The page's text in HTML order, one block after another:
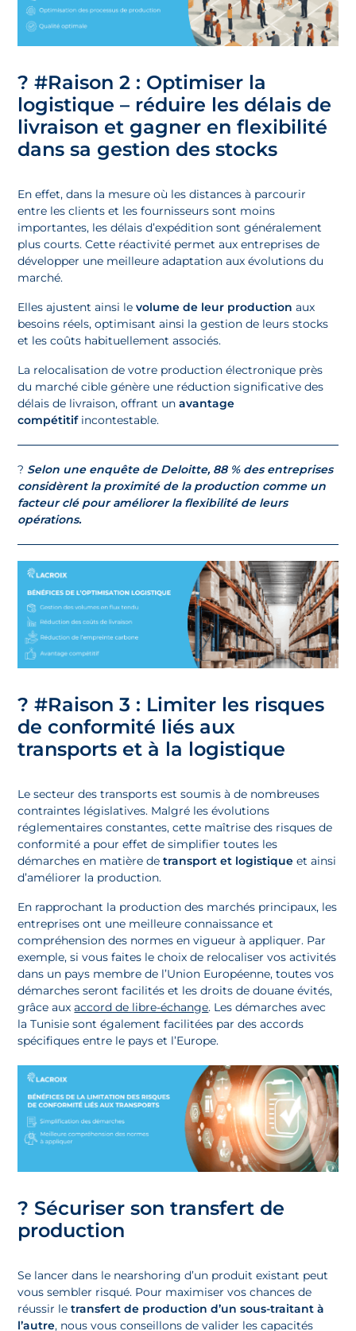
?#Raison 2 : Optimiser la
logistique – réduire les délais de
livraison et gagner en flexibilité
dans sa gestion des stocks
En effet, dans la mesure où les distances à parcourir
entre les clients et les fournisseurs sont moins
importantes, les délais d’expédition sont généralement
plus courts. Cette réactivité permet aux entreprises de
développer une meilleure adaptation aux évolutions du
marché.
Elles ajustent ainsi levolume de leur production aux
besoins réels, optimisant ainsi la gestion de leurs stocks
et les coûts habituellement associés.
La relocalisation de votre production électronique près
du marché cible génère une réduction significative des
délais de livraison, offrant unavantage
compétitifincontestable.
? Selon une enquête de Deloitte, 88 % des entreprises
considèrent la proximité de la production comme un
facteur clé pour améliorer la flexibilité de leurs
opérations.
?#Raison 3 : Limiter les risques
de conformité liés aux
transports et à la logistique
Le secteur des transports est soumis à de nombreuses
contraintes législatives. Malgré les évolutions
réglementaires constantes, cette maîtrise des risques de
conformité a pour effet de simplifier toutes les
démarches en matière detransport et logistique et ainsi
d’améliorer la production.
En rapprochant la production des marchés principaux, les
entreprises ont une meilleure connaissance et
compréhension des normes en vigueur à appliquer. Par
exemple, si vous faites le choix de relocaliser vos activités
dans un pays membre de l’Union Européenne, toutes vos
démarches seront facilités et les droits de douane évités,
grâce auxaccord de libre-échange. Les démarches avec
la Tunisie sont également facilitées par des accords
spécifiques entre le pays et l’Europe.
? Sécuriser son transfert de
production
Se lancer dans le nearshoring d’un produit existant peut
vous sembler risqué. Pour maximiser vos chances de
réussir letransfert de production d’un sous-traitant à
l’autre, nous vous conseillons de valider les capacités